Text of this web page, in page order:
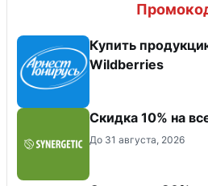
Купить
Wildberries
Скидка 10% на
До 31 августа, 2026